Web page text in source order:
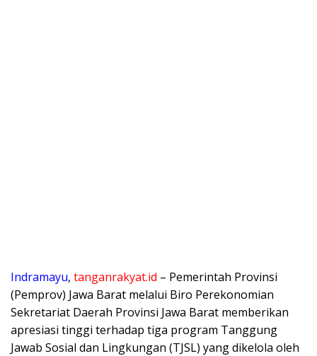
Indramayu, tanganrakyat.id – Pemerintah Provinsi
(Pemprov) Jawa Barat melalui Biro Perekonomian
Sekretariat Daerah Provinsi Jawa Barat memberikan
apresiasi tinggi terhadap tiga program Tanggung
Jawab Sosial dan Lingkungan (TJSL) yang dikelola oleh